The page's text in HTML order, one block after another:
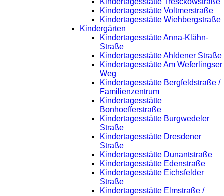
Kindertagesstätte Voltmerstraße
Kindertagesstätte Wiehbergstraße
Kindergärten
Kindertagesstätte Anna-Klähn-
Straße
Kindertagesstätte Ahldener Straße
Kindertagesstätte Am Weferlingser
Weg
Kindertagesstätte Bergfeldstraße /
Familienzentrum
Kindertagesstätte
Bonhoefferstraße
Kindertagesstätte Burgwedeler
Straße
Kindertagesstätte Dresdener
Straße
Kindertagesstätte Dunantstraße
Kindertagesstätte Edenstraße
Kindertagesstätte Eichsfelder
Straße
Kindertagesstätte Elmstraße /